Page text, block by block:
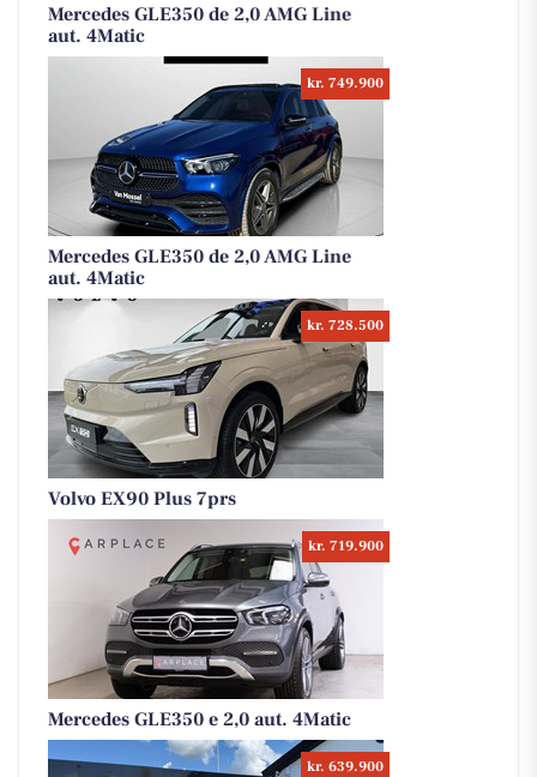
Mercedes GLE350 de 2,0 AMG Line
aut. 4Matic
kr. 749.900
Mercedes GLE350 de 2,0 AMG Line
aut. 4Matic
kr. 728.500
Volvo EX90 Plus 7prs
kr. 719.900
Mercedes GLE350 e 2,0 aut. 4Matic
kr. 639.900